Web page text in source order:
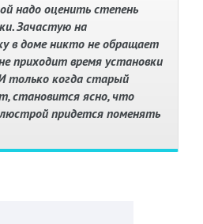
надо оценить степень
Зачастую на
в доме никто не обращает
приходит время установки
только когда старый
становится ясно, что
придется поменять